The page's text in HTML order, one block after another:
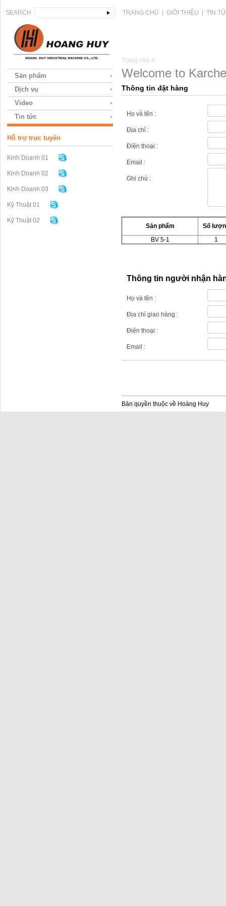
SEARCH TRANG CHỦ GIỚI THIỆU TIN
Trang chủ »
Welcome to
Sản phẩm
Dịch vụ
Video
Tin tức
Hỗ trợ trực tuyến
Kinh Doanh 01
Kinh Doanh 02
Kinh Doanh 03
Kỹ Thuật 01
Kỹ Thuật 02
Thông tin đặt hàng
Họ và tên :
Địa chỉ :
Điện thoại :
Email :
Ghi chú :
Sản phẩm
Số
BV 5-1
1
Thông tin người nhận
Họ và tên :
Địa chỉ giao hàng :
Điện thoại :
Email :
Bản quyền thuộc về Hoàng Huy